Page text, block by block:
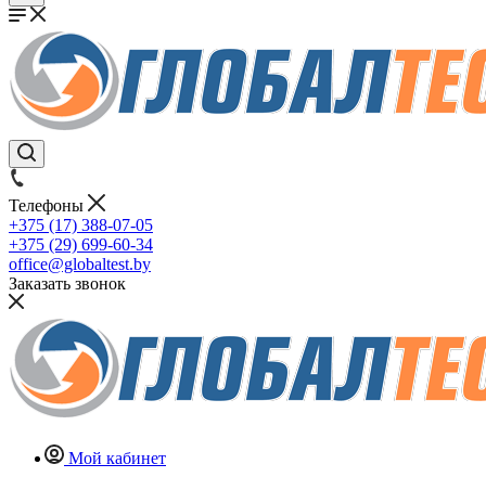
Телефоны
+375 (17) 388-07-05
+375 (29) 699-60-34
office@globaltest.by
Заказать звонок
Мой кабинет